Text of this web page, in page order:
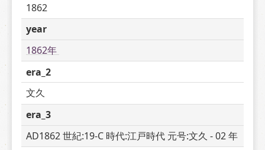
1862
year
1862年
era_2
文久
era_3
AD1862 世紀:19-C 時代:江戸時代 元号:文久 - 02 年